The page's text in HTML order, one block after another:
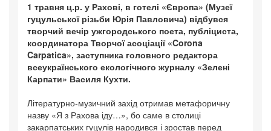
1 травня ц.р. у Рахові, в готелі «Європа» (Музеї
гуцульської різьби Юрія Павловича) відбувся
творчий вечір ужгородського поета, публіциста,
координатора Творчої асоціації «Corona
Carpatica», заступника головного редактора
всеукраїнського екологічного журналу «Зелені
Карпати» Василя Кухти.
Літературно-музичний захід отримав метафоричну
назву «Я з Рахова іду…», бо саме в столиці
закарпатських гуцулів народився і зростав перед